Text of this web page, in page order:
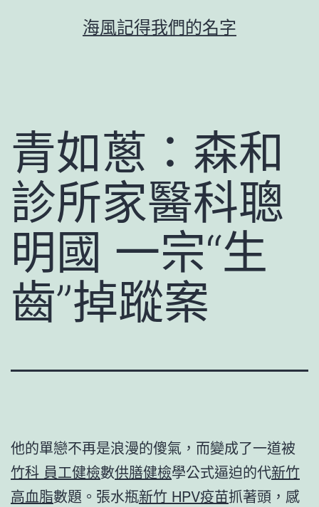
海風記得我們的名字
青如蔥：森和
診所家醫科聰
明國 一宗“生
齒”掉蹤案
他的單戀不再是浪漫的傻氣，而變成了一道被
竹科 員工健檢數供膳健檢學公式逼迫的代新竹
高血脂數題。張水瓶新竹 HPV疫苗抓著頭，感